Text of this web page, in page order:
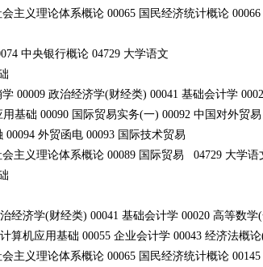
主义理论体系概论 00065 国民经济统计概论
中央银行概论 04729 大学语文
础
00009 政治经济学(财经类) 00041 基础会计学
基础 00090 国际贸易实务(一) 00092 中国对外贸易
00094 外贸函电 00093 国际技术贸易
主义理论体系概论 00089 国际贸易 04729 大学语
础
经济学(财经类) 00041 基础会计学 00020 高等数学
算机应用基础 00055 企业会计学 00043 经济法概
主义理论体系概论 00065 国民经济统计概论